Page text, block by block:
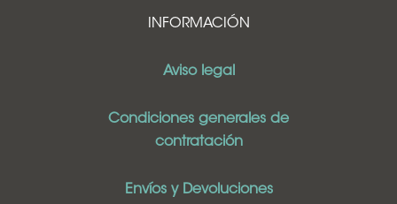
INFORMACIÓN
Aviso legal
Condiciones generales de
contratación
Envíos y Devoluciones